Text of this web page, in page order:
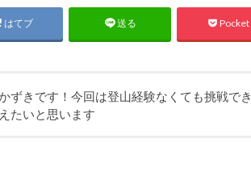
はてブ 送る Pocket
ずきです！今回は登山経験なくても挑戦でき
たいと思います